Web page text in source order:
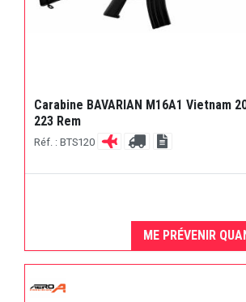
Carabine BAVARIAN M16A1 Vietnam
223 Rem
Réf. : BTS120
ME PRÉVENIR